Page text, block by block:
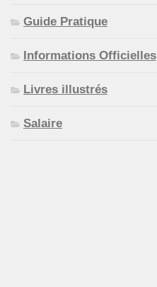
Guide Pratique
Informations Officielles
Livres illustrés
Salaire